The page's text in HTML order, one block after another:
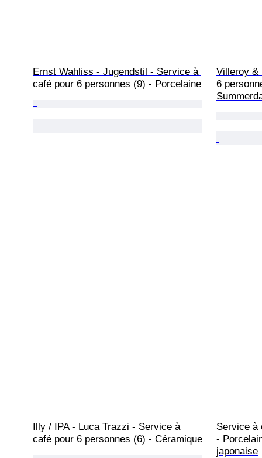
Ernst Wahliss - Jugendstil - Service à
café pour 6 personnes (9) - Porcelaine
Villeroy &
6
Illy / IPA - Luca Trazzi - Service à
café pour 6 personnes (6) - Céramique
Service à
-
japonaise